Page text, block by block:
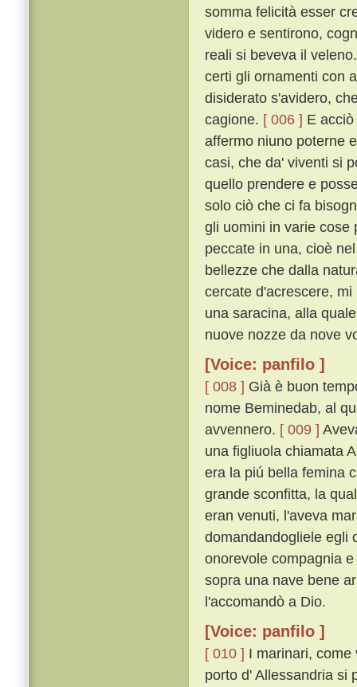
somma felicità esser
videro e sentirono,
reali si beveva il
certi gli ornamenti con
disiderato s'avidero,
cagione. [ 006 ] E
affermo niuno poterne
casi, che da' viventi si
quello prendere e
solo ciò che ci fa
gli uomini in varie cose
peccate in una, cioè
bellezze che dalla
cercate d'acrescere,
una saracina, alla
nuove nozze da nove
[Voice: panfilo ]
[ 008 ] Già è buon
nome Beminedab, al
avvennero. [ 009 ]
una figliuola chiamata
era la piú bella femina
grande sconfitta, la
eran venuti, l'aveva
domandandogliele egli
onorevole compagnia
sopra una nave bene
l'accomandò a Dio.
[Voice: panfilo ]
[ 010 ] I marinari,
porto d' Allessandria si